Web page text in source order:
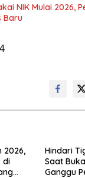
NIK Mulai 2026,
Baru
2026,
di
Hindari
Saat
Ganggu